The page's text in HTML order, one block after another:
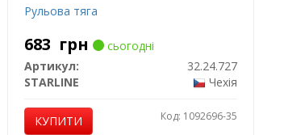
Рульова тяга
683 грн
сьогодні
Артикул:
32.24.727
STARLINE
Чехія
КУПИТИ Код: 1092696-35